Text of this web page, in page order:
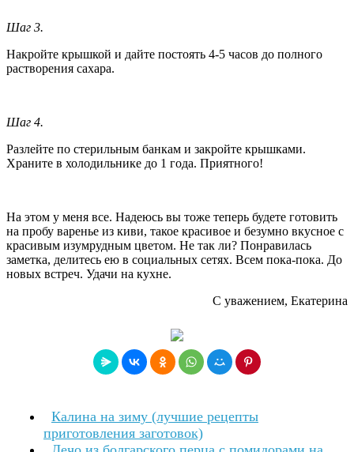
Шаг 3.
Накройте крышкой и дайте постоять 4-5 часов до полного
растворения сахара.
Шаг 4.
Разлейте по стерильным банкам и закройте крышками.
Храните в холодильнике до 1 года. Приятного!
На этом у меня все. Надеюсь вы тоже теперь будете готовить
на пробу варенье из киви, такое красивое и безумно вкусное с
красивым изумрудным цветом. Не так ли? Понравилась
заметка, делитесь ею в социальных сетях. Всем пока-пока. До
новых встреч. Удачи на кухне.
С уважением, Екатерина
Калина на зиму (лучшие рецепты
приготовления заготовок)